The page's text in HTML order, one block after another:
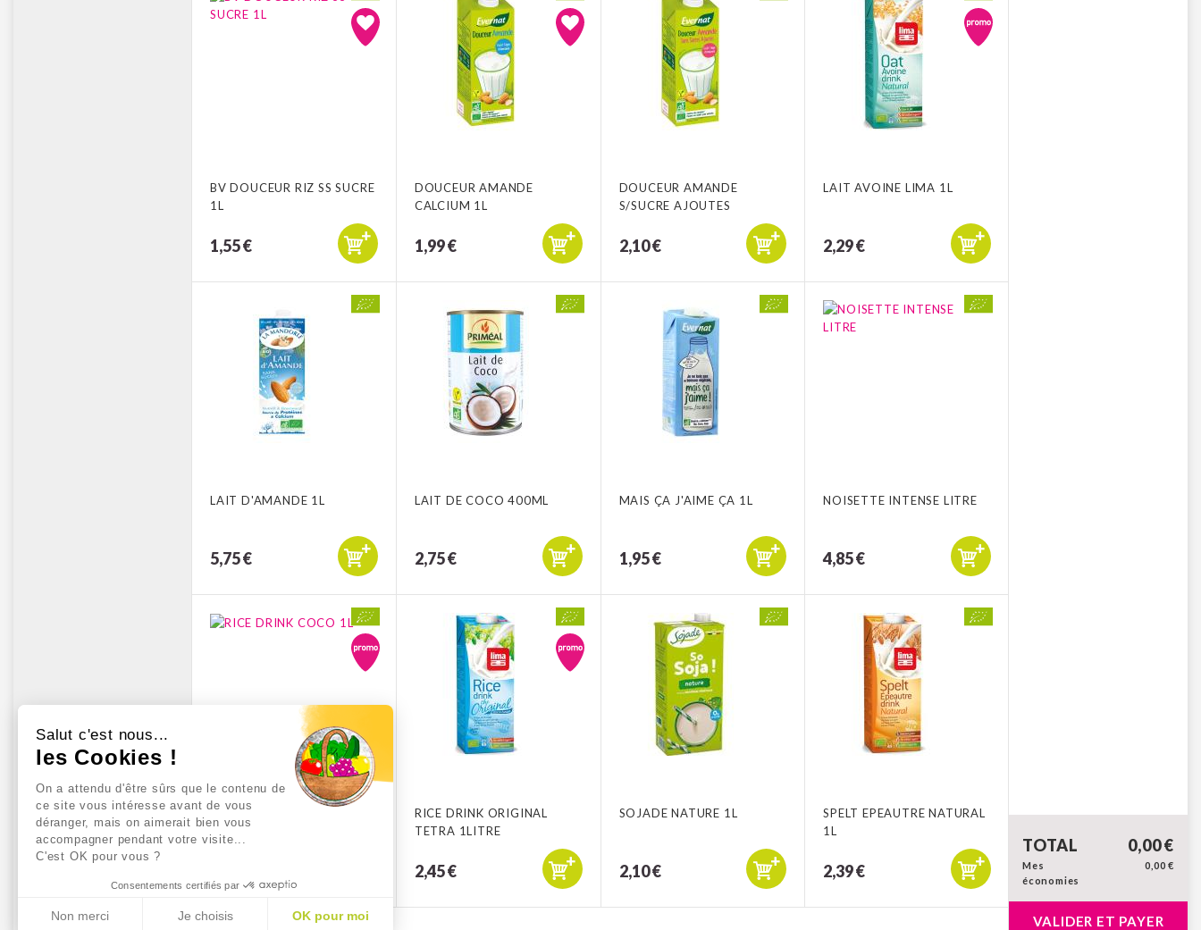
Salut c'est nous...
les Cookies !
On a attendu d'être sûrs que le contenu de
ce site vous intéresse avant de vous
déranger, mais on aimerait bien vous
accompagner pendant votre visite...
C'est OK pour vous ?
Consentements certifiés par
Non merci Je choisis OK pour moi
BV DOUCEUR RIZ SS SUCRE
1L
1,55 €
DOUCEUR AMANDE
CALCIUM 1L
1,99 €
DOUCEUR AMANDE
S/SUCRE AJOUTES
2,10 €
LAIT AVOINE LIMA 1L
2,29 €
LAIT D'AMANDE 1L
5,75 €
LAIT DE COCO 400ML
2,75 €
MAIS ÇA J'AIME ÇA 1L
1,95 €
NOISETTE INTENSE LITRE
4,85 €
RICE DRINK COCO 1L
RICE DRINK ORIGINAL
TETRA 1LITRE
2,45 €
SOJADE NATURE 1L
2,10 €
SPELT EPEAUTRE NATURAL
1L
2,39 €
TOTAL 0,00 €
Mes
économies
0,00 €
VALIDER ET PAYER